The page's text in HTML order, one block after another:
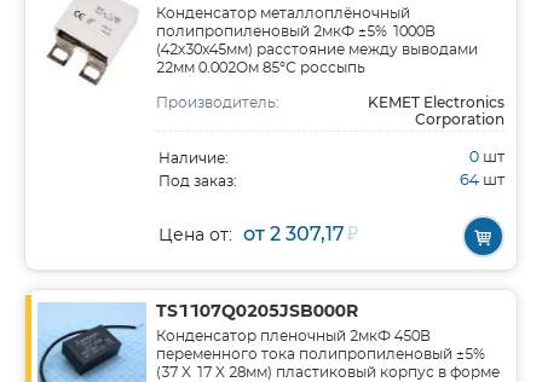
Конденсатор металлоплёночный
полипропиленовый 2мкФ ±5% 1000В
(42х30х45мм) расстояние между выводами
22мм 0.002Ом 85°С россыпь
Производитель:
KEMET Electronics
Corporation
Наличие: 0 шт
Под заказ: 64 шт
Цена от: от 2 307,17₽
TS1107Q0205JSB000R
Конденсатор пленочный 2мкФ 450В
переменного тока полипропиленовый ±5%
(37 X 17 X 28мм) пластиковый корпус в форме